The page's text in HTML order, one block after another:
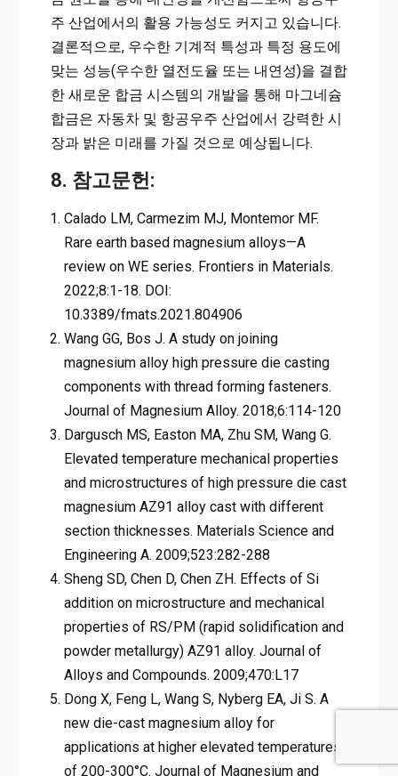
주 산업에서의 활용 가능성도 커지고 있습니다.
결론적으로, 우수한 기계적 특성과 특정 용도에
맞는 성능(우수한 열전도율 또는 내연성)을 결합
한 새로운 합금 시스템의 개발을 통해 마그네슘
합금은 자동차 및 항공우주 산업에서 강력한 시
장과 밝은 미래를 가질 것으로 예상됩니다.
8. 참고문헌:
Calado LM, Carmezim MJ, Montemor MF.
Rare earth based magnesium alloys—A
review on WE series. Frontiers in Materials.
2022;8:1-18. DOI:
10.3389/fmats.2021.804906
Wang GG, Bos J. A study on joining
magnesium alloy high pressure die casting
components with thread forming fasteners.
Journal of Magnesium Alloy. 2018;6:114-120
Dargusch MS, Easton MA, Zhu SM, Wang G.
Elevated temperature mechanical properties
and microstructures of high pressure die cast
magnesium AZ91 alloy cast with different
section thicknesses. Materials Science and
Engineering A. 2009;523:282-288
Sheng SD, Chen D, Chen ZH. Effects of Si
addition on microstructure and mechanical
properties of RS/PM (rapid solidification and
powder metallurgy) AZ91 alloy. Journal of
Alloys and Compounds. 2009;470:L17
Dong X, Feng L, Wang S, Nyberg EA, Ji S. A
new die-cast magnesium alloy for
applications at higher elevated temperatures
of 200-300°C. Journal of Magnesium and